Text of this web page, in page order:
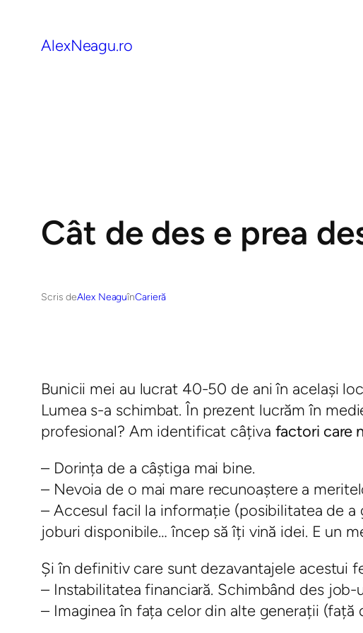
AlexNeagu.ro
Cât de des e prea
Scris deAlex NeaguînCarieră
Bunicii mei au lucrat 40-50 de ani în același
Lumea s-a schimbat. În prezent lucrăm în
profesional? Am identificat câțiva factori care
– Dorința de a câștiga mai bine.
– Nevoia de o mai mare recunoaștere a
– Accesul facil la informație (posibilitatea de
joburi disponibile… încep să îți vină idei. E un
Și în definitiv care sunt dezavantajele acestui
– Instabilitatea financiară. Schimbând des
– Imaginea în fața celor din alte generații (față